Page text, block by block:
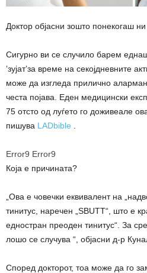
Доктор објасни зошто понекогаш ни
Сигурно ви се случило барем
’зујат’за време на секојдневните
може да изгледа прилично
честа појава. Еден медицински
75 отсто од луѓето го доживеале
пишува LADbible
Error9 Error9
Која е причината?
„Ова е човечки еквивалент на
тинитус, наречен „SBUTT“, што е
едностран преоден тинитус“. За
лошо се случува “, објасни д-р
Според докторот, тоа може да го